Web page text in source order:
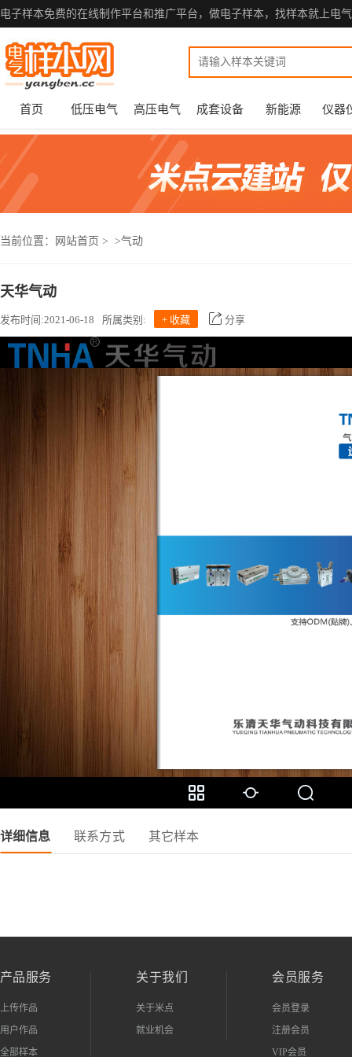
电子样本免费的在线制作平台和推广平台，做电子样本，找样本就上电
首页 低压电气 高压电气 成套设备 新能源 仪器
当前位置： 网站首页 > >气动
天华气动
发布时间:2021-06-18 所属类别: + 收藏 分享
详细信息 联系方式 其它样本
产品服务
上传作品
用户作品
全部样本
关于我们
关于米点
就业机会
会员服务
会员登录
注册会员
VIP会员